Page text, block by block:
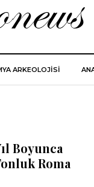
ARKEOLOJISI
Boyunca
Roma